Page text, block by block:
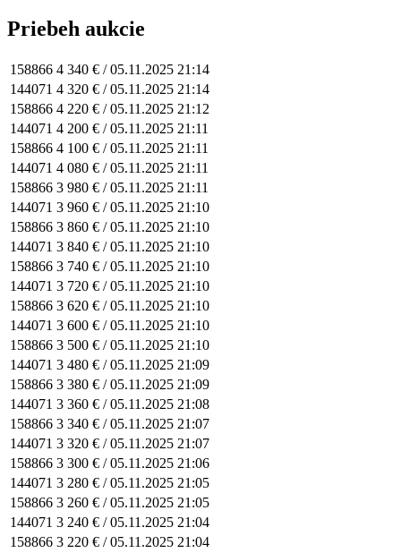
Priebeh aukcie
158866 4 340 € / 05.11.2025 21:14
144071 4 320 € / 05.11.2025 21:14
158866 4 220 € / 05.11.2025 21:12
144071 4 200 € / 05.11.2025 21:11
158866 4 100 € / 05.11.2025 21:11
144071 4 080 € / 05.11.2025 21:11
158866 3 980 € / 05.11.2025 21:11
144071 3 960 € / 05.11.2025 21:10
158866 3 860 € / 05.11.2025 21:10
144071 3 840 € / 05.11.2025 21:10
158866 3 740 € / 05.11.2025 21:10
144071 3 720 € / 05.11.2025 21:10
158866 3 620 € / 05.11.2025 21:10
144071 3 600 € / 05.11.2025 21:10
158866 3 500 € / 05.11.2025 21:10
144071 3 480 € / 05.11.2025 21:09
158866 3 380 € / 05.11.2025 21:09
144071 3 360 € / 05.11.2025 21:08
158866 3 340 € / 05.11.2025 21:07
144071 3 320 € / 05.11.2025 21:07
158866 3 300 € / 05.11.2025 21:06
144071 3 280 € / 05.11.2025 21:05
158866 3 260 € / 05.11.2025 21:05
144071 3 240 € / 05.11.2025 21:04
158866 3 220 € / 05.11.2025 21:04